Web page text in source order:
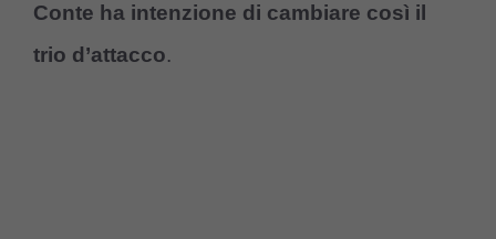
Conte ha intenzione di cambiare così il
trio d’attacco.